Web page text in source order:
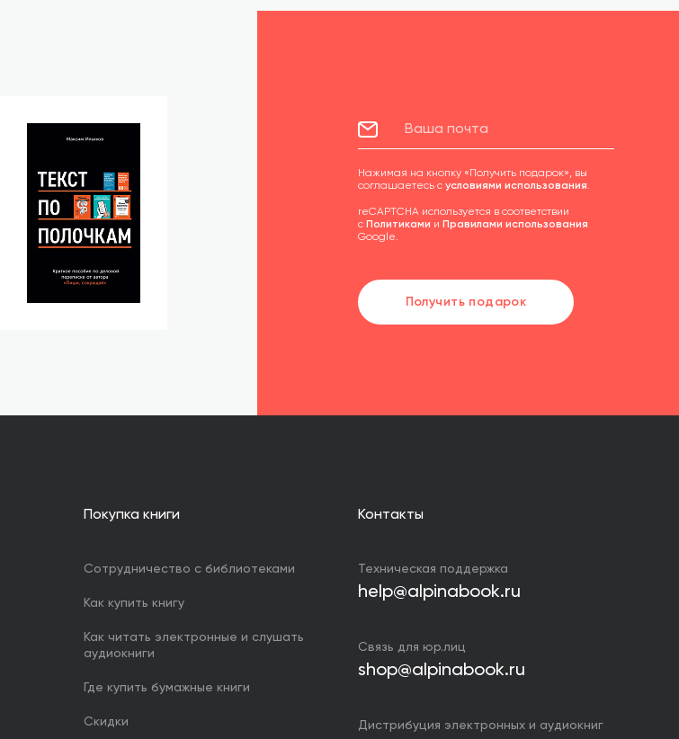
Нажимая на кнопку «Получить подарок», вы
соглашаетесь с условиями использования.
reCAPTCHA используется в соответствии
с Политиками и Правилами использования
Google.
Получить подарок
Покупка книги
Сотрудничество с библиотеками
Как купить книгу
Как читать электронные и слушать
аудиокниги
Где купить бумажные книги
Скидки
Контакты
Техническая поддержка
help@alpinabook.ru
Связь для юр.лиц
shop@alpinabook.ru
Дистрибуция электронных и аудиокниг